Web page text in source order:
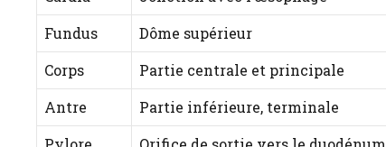
Fundus
Dôme supérieur
Corps
Partie centrale et principale
Antre
Partie inférieure, terminale